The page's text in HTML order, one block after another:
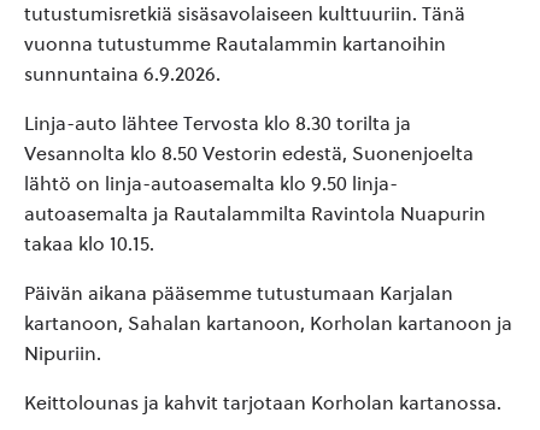
tutustumisretkiä sisäsavolaiseen kulttuuriin. Tänä
vuonna tutustumme Rautalammin kartanoihin
sunnuntaina 6.9.2026.
Linja-auto lähtee Tervosta klo 8.30 torilta ja
Vesannolta klo 8.50 Vestorin edestä, Suonenjoelta
lähtö on linja-autoasemalta klo 9.50 linja-
autoasemalta ja Rautalammilta Ravintola Nuapurin
takaa klo 10.15.
Päivän aikana pääsemme tutustumaan Karjalan
kartanoon, Sahalan kartanoon, Korholan kartanoon ja
Nipuriin.
Keittolounas ja kahvit tarjotaan Korholan kartanossa.